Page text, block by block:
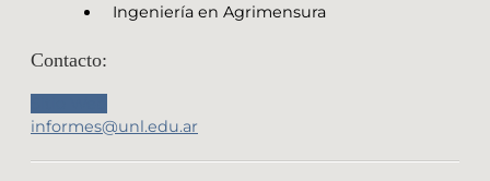
Ingeniería en Agrimensura
Contacto:
informes@unl.edu.ar